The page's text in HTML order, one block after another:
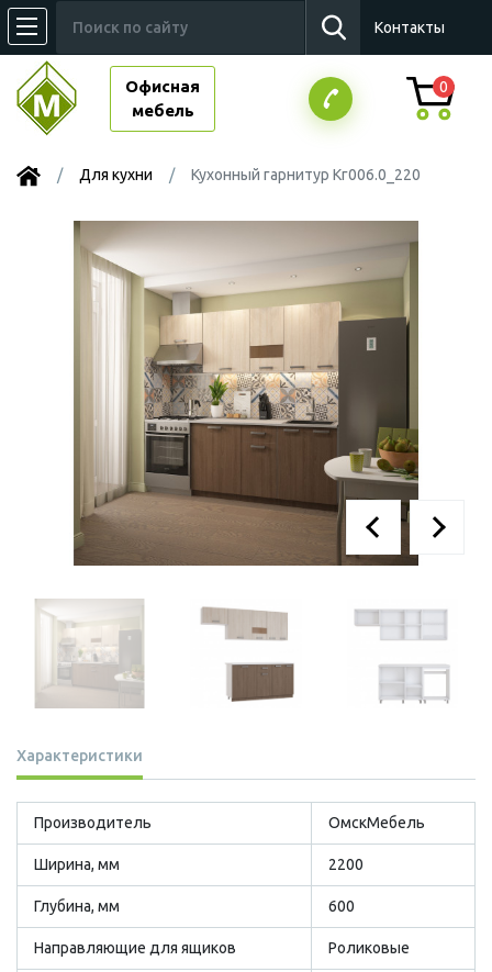
Контакты
Офисная
мебель
0
Для кухни Кухонный гарнитур Кг006.0_220
Характеристики
Производитель ОмскМебель
Ширина, мм 2200
Глубина, мм 600
Направляющие для ящиков Роликовые